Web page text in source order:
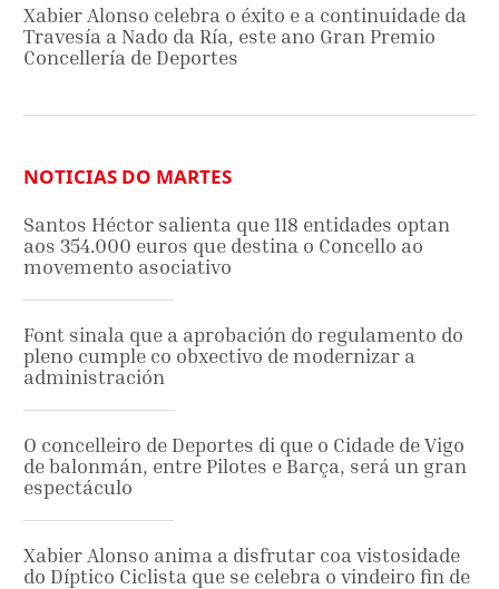
Xabier Alonso celebra o éxito e a continuidade da
Travesía a Nado da Ría, este ano Gran Premio
Concellería de Deportes
NOTICIAS DO MARTES
Santos Héctor salienta que 118 entidades optan
aos 354.000 euros que destina o Concello ao
movemento asociativo
Font sinala que a aprobación do regulamento do
pleno cumple co obxectivo de modernizar a
administración
O concelleiro de Deportes di que o Cidade de Vigo
de balonmán, entre Pilotes e Barça, será un gran
espectáculo
Xabier Alonso anima a disfrutar coa vistosidade
do Díptico Ciclista que se celebra o vindeiro fin de